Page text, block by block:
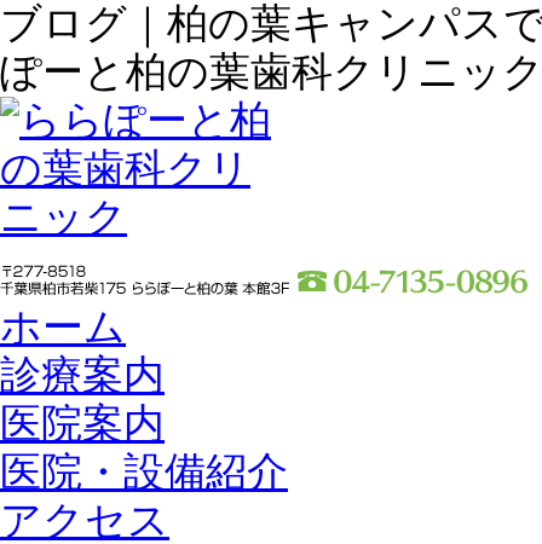
ブログ｜柏の葉キャンパス
ぽーと柏の葉歯科クリニッ
ホーム
診療案内
医院案内
医院・設備紹介
アクセス